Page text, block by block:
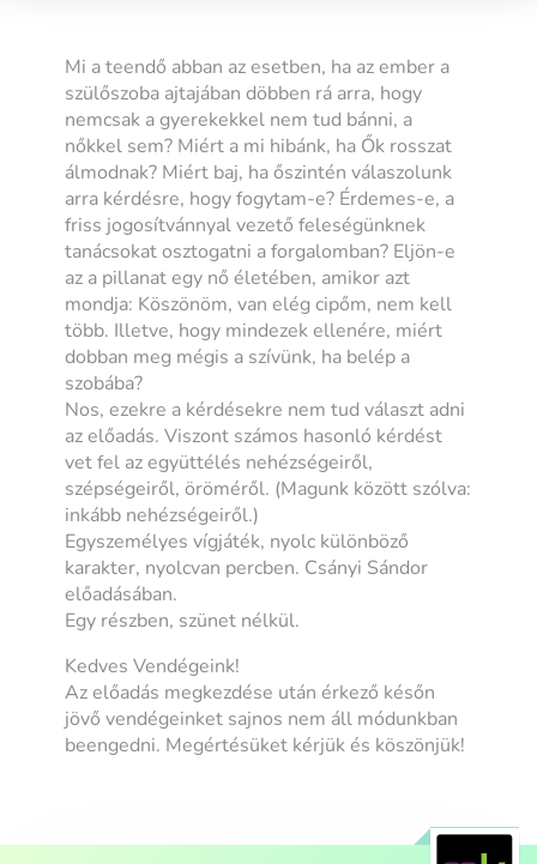
Mi a teendő abban az esetben, ha az ember a
szülőszoba ajtajában döbben rá arra, hogy
nemcsak a gyerekekkel nem tud bánni, a
nőkkel sem? Miért a mi hibánk, ha Ők rosszat
álmodnak? Miért baj, ha őszintén válaszolunk
arra kérdésre, hogy fogytam-e? Érdemes-e, a
friss jogosítvánnyal vezető feleségünknek
tanácsokat osztogatni a forgalomban? Eljön-e
az a pillanat egy nő életében, amikor azt
mondja: Köszönöm, van elég cipőm, nem kell
több. Illetve, hogy mindezek ellenére, miért
dobban meg mégis a szívünk, ha belép a
szobába?
Nos, ezekre a kérdésekre nem tud választ adni
az előadás. Viszont számos hasonló kérdést
vet fel az együttélés nehézségeiről,
szépségeiről, öröméről. (Magunk között szólva:
inkább nehézségeiről.)
Egyszemélyes vígjáték, nyolc különböző
karakter, nyolcvan percben. Csányi Sándor
előadásában.
Egy részben, szünet nélkül.
Kedves Vendégeink!
Az előadás megkezdése után érkező későn
jövő vendégeinket sajnos nem áll módunkban
beengedni. Megértésüket kérjük és köszönjük!